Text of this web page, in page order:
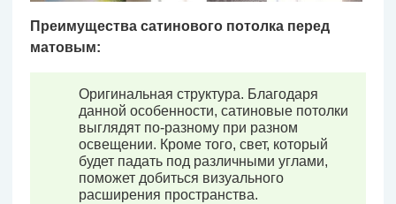
Преимущества сатинового потолка перед
матовым:
Оригинальная структура. Благодаря
данной особенности, сатиновые потолки
выглядят по-разному при разном
освещении. Кроме того, свет, который
будет падать под различными углами,
поможет добиться визуального
расширения пространства.